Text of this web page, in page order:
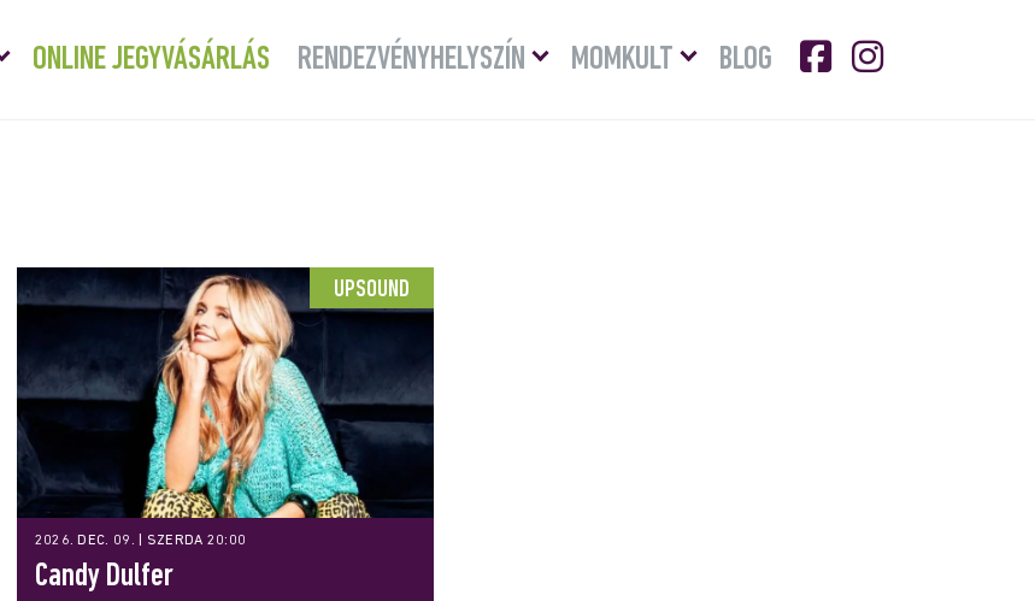
Menü
lenyitása
ONLINE JEGYVÁSÁRLÁS RENDEZVÉNYHELYSZÍN
Menü
lenyitásaMOMKULT
Menü
lenyitása
BLOG
UPSOUND
2026. DEC. 09. | SZERDA 20:00
Candy Dulfer